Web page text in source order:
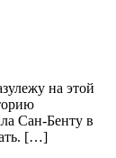
на этой
Сан-Бенту в
[…]